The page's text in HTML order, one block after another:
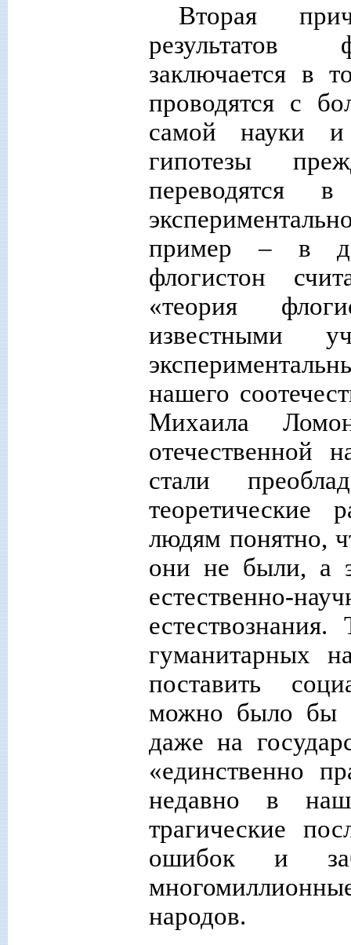
Вторая
результатов
заключается в
проводятся с
самой науки и
гипотезы
переводятся
пример – в
флогистон
«теория
известными
нашего
Михаила
отечественной
стали
теоретические
людям понятно,
они не были, а
естественно-
гуманитарных
поставить
можно было бы
даже на
«единственно
недавно в
трагические
ошибок и
народов.